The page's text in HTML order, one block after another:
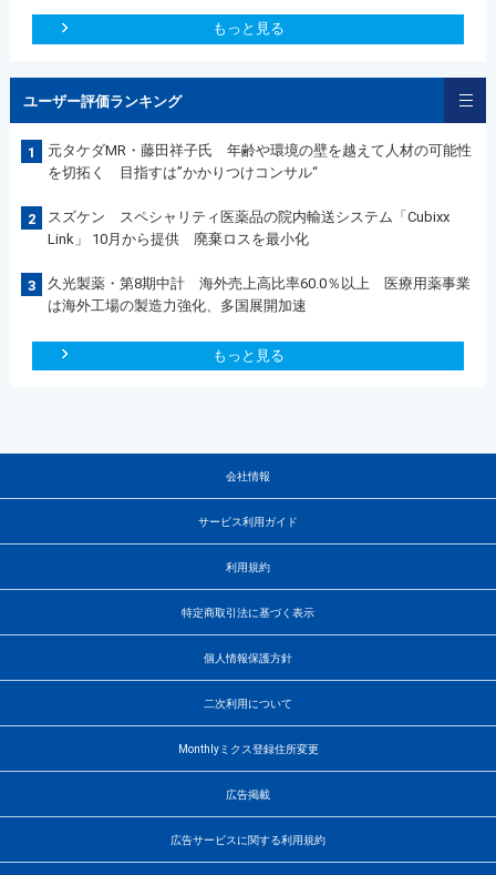
もっと見る
ユーザー評価ランキング
1
元タケダMR・藤田祥子氏 年齢や環境の壁を越えて人材の可能性
を切拓く 目指すは”かかりつけコンサル“
2
スズケン スペシャリティ医薬品の院内輸送システム「Cubixx
Link」 10月から提供 廃棄ロスを最小化
3
久光製薬・第8期中計 海外売上高比率60.0％以上 医療用薬事業
は海外工場の製造力強化、多国展開加速
もっと見る
会社情報
サービス利用ガイド
利用規約
特定商取引法に基づく表示
個人情報保護方針
二次利用について
Monthlyミクス登録住所変更
広告掲載
広告サービスに関する利用規約